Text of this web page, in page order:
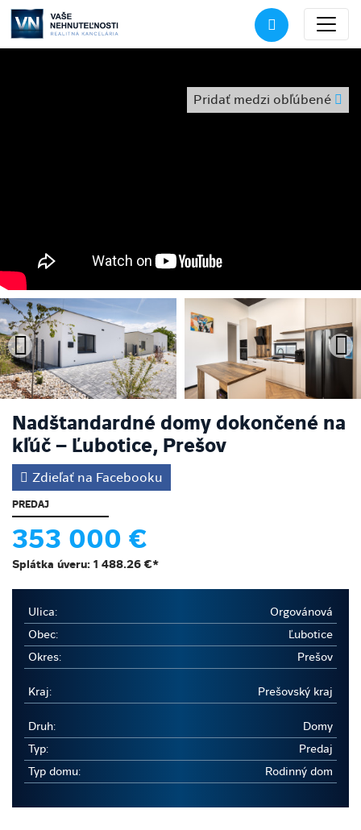
Pridať medzi obľúbené
Nadštandardné domy dokončené na
kľúč – Ľubotice, Prešov
Zdieľať na Facebooku
PREDAJ
353 000 €
Splátka úveru: 1 488.26 €*
Ulica:
Orgovánová
Obec:
Ľubotice
Okres:
Prešov
Kraj: Prešovský kraj
Druh:
Domy
Typ:
Predaj
Typ domu:
Rodinný dom